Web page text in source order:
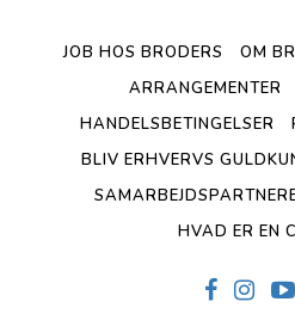
JOB HOS BRODERS OM
ARRANGEMENTER
HANDELSBETINGELSER
BLIV ERHVERVS
HVAD ER EN